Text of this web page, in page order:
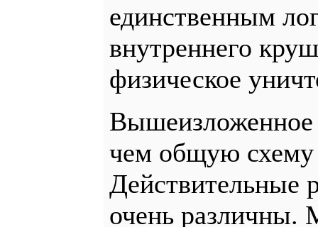
единственным
внутреннего
физическое
Вышеизложенное
чем общую схему
Действительные
очень различны.